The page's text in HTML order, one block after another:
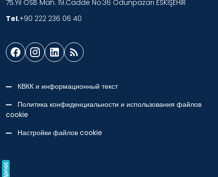
75.Yıl OSB Mah. 19.Cadde No:36 Odunpazarı ESKİŞEHİR
Tel.+90 222 236 06 40
КВКК и информационный текст
Политика конфиденциальности и использования файлов
cookie
Настройки файлов cookie